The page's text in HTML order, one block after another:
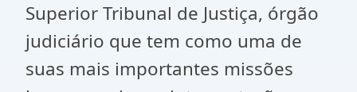
Superior Tribunal de Justiça, órgão
judiciário que tem como uma de
suas mais importantes missões